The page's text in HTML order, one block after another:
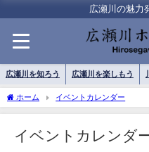
広瀬川の魅力
広瀬川を知ろう 広瀬川を楽しもう
ホーム イベントカレンダー
イベントカレンダ
02:00
03:00
04:00